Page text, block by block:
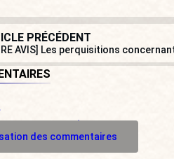
PRÉCÉDENT
commentaire
des commentaires